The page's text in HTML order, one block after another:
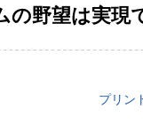
野望は実現
プリン